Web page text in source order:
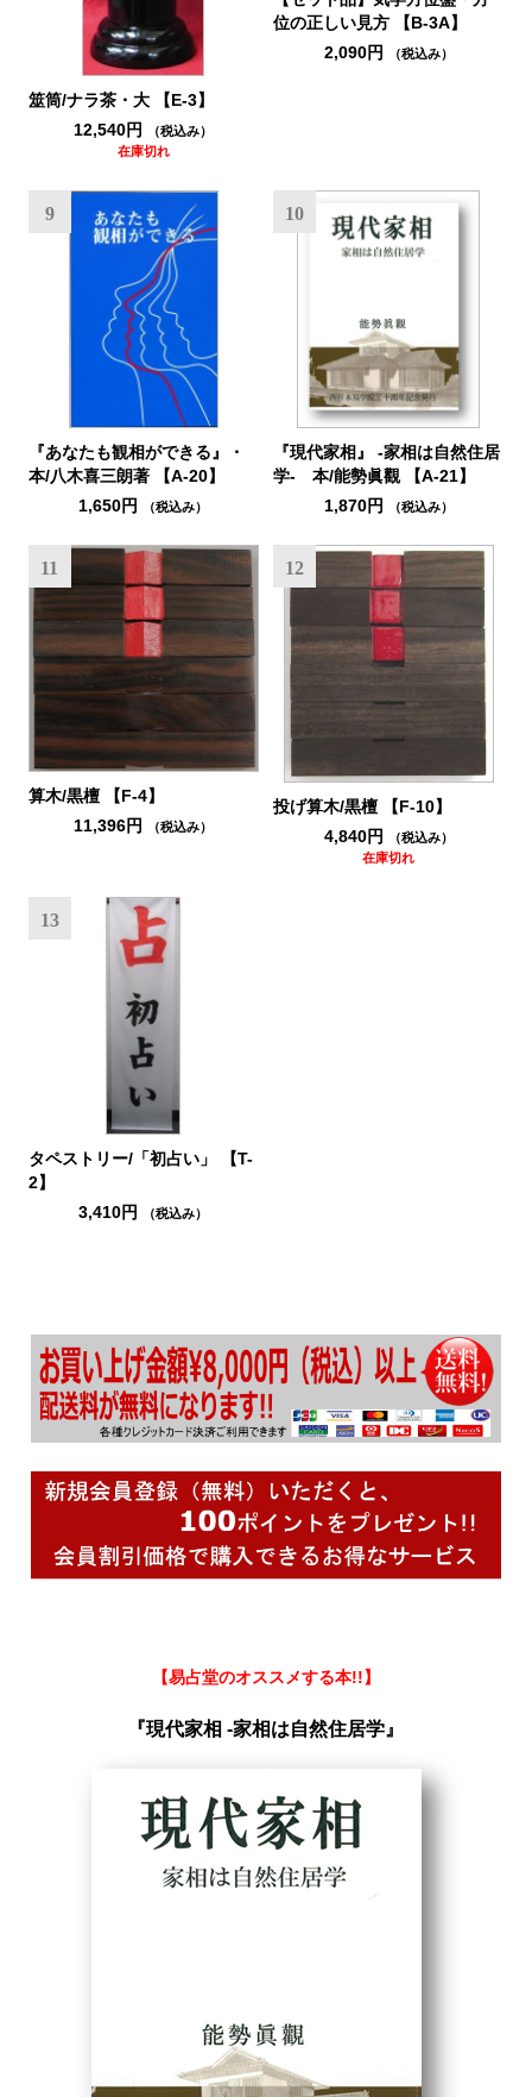
筮筒/ナラ茶・大 【E-3】
12,540円
（税込み）
在庫切れ
位の正しい見方 【B-3A】
2,090円
（税込み）
9
『あなたも観相ができる』・
本/八木喜三朗著 【A-20】
1,650円
（税込み）
10
『現代家相』 -家相は自然住居
学- 本/能勢眞觀 【A-21】
1,870円
（税込み）
11
算木/黒檀 【F-4】
11,396円
（税込み）
12
投げ算木/黒檀 【F-10】
4,840円
（税込み）
在庫切れ
13
タペストリー/「初占い」 【T-
2】
3,410円
（税込み）
【易占堂のオススメする本!!】
『現代家相 -家相は自然住居学』